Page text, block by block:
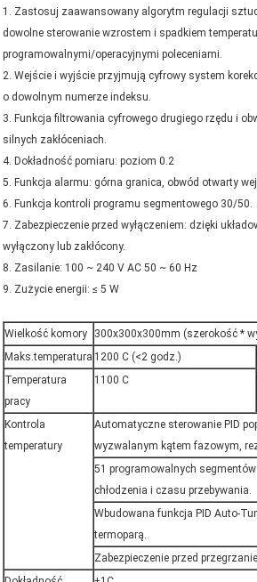
1. Zastosuj zaawansowany algorytm regulacji
dowolne sterowanie wzrostem i spadkiem
programowalnymi/operacyjnymi poleceniami.
2. Wejście i wyjście przyjmują cyfrowy system
o dowolnym numerze indeksu.
3. Funkcja filtrowania cyfrowego drugiego rzędu i
silnych zakłóceniach.
4. Dokładność pomiaru: poziom 0.2
5. Funkcja alarmu: górna granica, obwód otwarty
6. Funkcja kontroli programu segmentowego 30/50.
7. Zabezpieczenie przed wyłączeniem: dzięki
wyłączony lub zakłócony.
8. Zasilanie: 100 ~ 240 V AC 50 ~ 60 Hz
9. Zużycie energii: ≤ 5 W
Wielkość komory
300x300x300mm (szerokość *
Maks.temperatura 1200 C (<2 godz.)
Temperatura
pracy
1100 C
Kontrola
temperatury
Automatyczne sterowanie PID
wyzwalanym kątem fazowym,
51 programowalnych
chłodzenia i czasu przebywania.
Wbudowana funkcja PID Auto-
termoparą.
Zabezpieczenie przed